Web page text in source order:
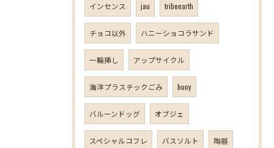
インセンス jau tribeearth
チョコ以外 ハニーショコラサンド
一輪挿し アップサイクル
海洋プラスチックごみ buoy
バルーンドッグ オブジェ
スペシャルコフレ バスソルト 陶器